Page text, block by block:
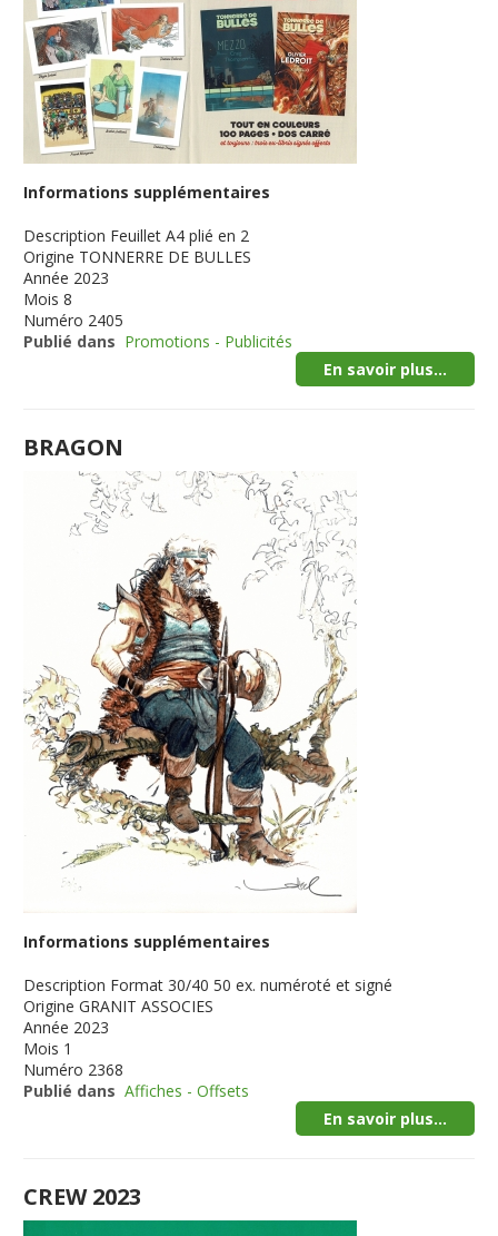
Informations supplémentaires
Description Feuillet A4 plié en 2
Origine TONNERRE DE BULLES
Année 2023
Mois 8
Numéro 2405
Publié dans Promotions - Publicités
En savoir plus...
BRAGON
Informations supplémentaires
Description Format 30/40 50 ex. numéroté et signé
Origine GRANIT ASSOCIES
Année 2023
Mois 1
Numéro 2368
Publié dans Affiches - Offsets
En savoir plus...
CREW 2023